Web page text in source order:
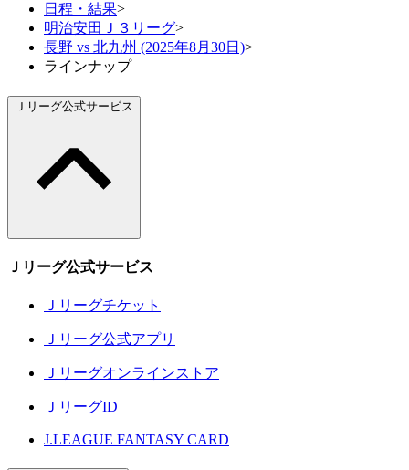
日程・結果>
明治安田Ｊ３リーグ>
長野 vs 北九州 (2025年8月30日)>
ラインナップ
Ｊリーグ公式サービス
Ｊリーグ公式サービス
Ｊリーグチケット
Ｊリーグ公式アプリ
Ｊリーグオンラインストア
ＪリーグID
J.LEAGUE FANTASY CARD